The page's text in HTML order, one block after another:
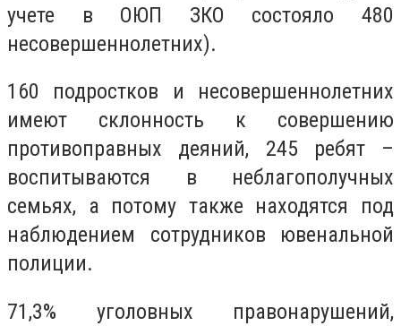
учете в ОЮП ЗКО состояло 480
несовершеннолетних).
160 подростков и несовершеннолетних
имеют склонность к совершению
противоправных деяний, 245 ребят –
воспитываются в неблагополучных
семьях, а потому также находятся под
наблюдением сотрудников ювенальной
полиции.
71,3% уголовных правонарушений,